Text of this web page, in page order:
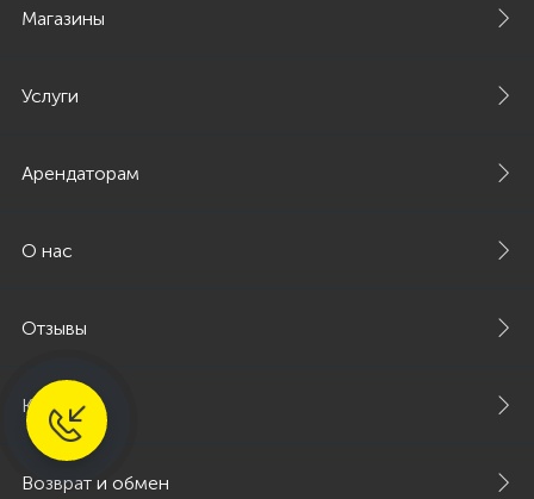
Магазины
Услуги
Арендаторам
О нас
Отзывы
Контакты
Возврат и обмен